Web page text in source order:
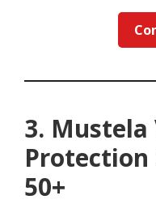
3. Mustela
Protection
50+